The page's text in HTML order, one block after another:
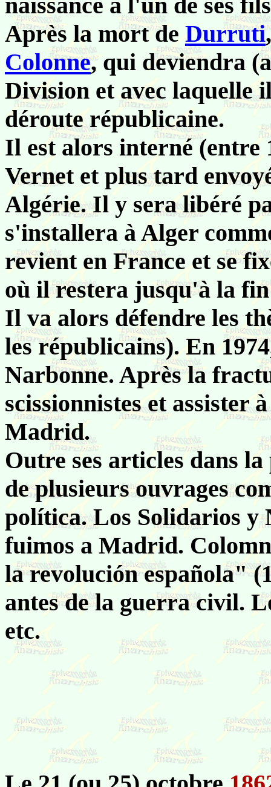
Après la mort de Durruti
Colonne, qui deviendra
Division et avec laquelle
déroute républicaine.
Il est alors interné (entre
Vernet et plus tard
Algérie. Il y sera libéré
s'installera à Alger
revient en France et se
où il restera jusqu'à la fin
Il va alors défendre les
les républicains). En
Narbonne. Après la
scissionnistes et assister
Madrid.
Outre ses articles dans
de plusieurs ouvrages
política. Los Solidarios y
fuimos a Madrid.
la revolución española"
antes de la guerra civil.
etc.